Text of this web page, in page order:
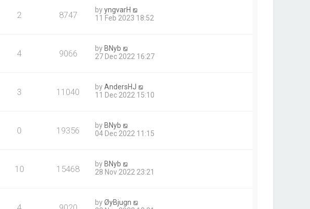
2 8747 byyngvarH
11 Feb 2023 18:52
4 9066 by BNyb
27 Dec 2022 16:27
3 11040 byAndersHJ
11 Dec 2022 15:10
0 19356 by BNyb
04 Dec 2022 11:15
10 15468 by BNyb
28 Nov 2022 23:21
byØyBjugn